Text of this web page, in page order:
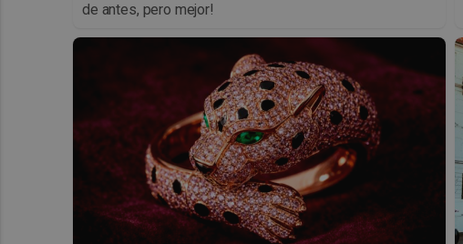
de antes, pero mejor!